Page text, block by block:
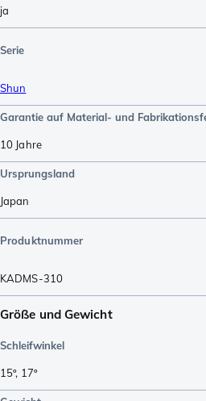
ja
Serie
Shun
Garantie auf Material- und
10 Jahre
Ursprungsland
Japan
Produktnummer
KADMS-310
Größe und Gewicht
Schleifwinkel
15º, 17º